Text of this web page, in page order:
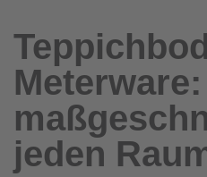
Meterware:
jeden